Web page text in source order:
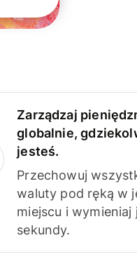
Zarządzaj
globalnie,
jesteś.
Przechowuj
waluty pod ręką w
miejscu i wymieniaj
sekundy.